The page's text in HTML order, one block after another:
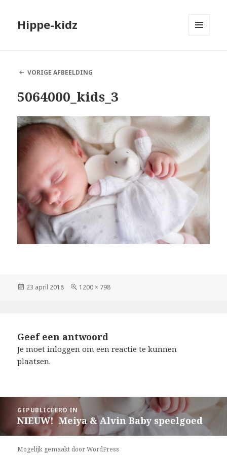
Hippe-kidz
VORIGE AFBEELDING
5064000_kids_3
Geplaatst
23 april 2018
Volledige
1200 × 798
Geef een antwoord
Je moetinloggen om een reactie te kunnen
plaatsen.
Berichtnavigatie
GEPUBLICEERD IN
NIEUW! Meiya & Alvin Baby speelgoed
Mogelijk gemaakt door WordPress